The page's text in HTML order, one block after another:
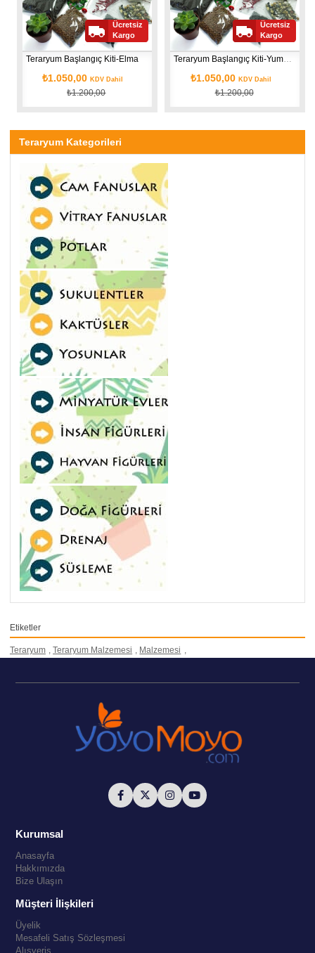
Teraryum Başlangıç Kiti-Elma
₺1.050,00KDV Dahil
₺1.200,00
Ücretsiz
Kargo
₺1.050,00 KDV Dahil
₺1.200,00
Ücretsiz
Kargo
Teraryum Kategorileri
Etiketler
Teraryum , Teraryum Malzemesi , Malzemesi ,
Kurumsal
Anasayfa
Hakkımızda
Bize Ulaşın
Müşteri İlişkileri
Üyelik
Mesafeli Satış Sözleşmesi
Alışveriş